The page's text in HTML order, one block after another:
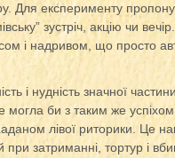
Для експерименту
зустріч, акцію чи
і надривом, що просто
і нудність значної частини
би з таким же успіхом
лівої риторики. Це
при затриманні, тортур і